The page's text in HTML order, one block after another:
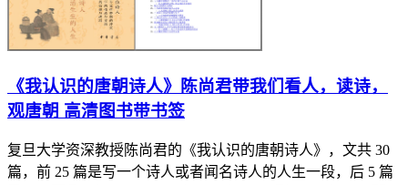
《我认识的唐朝诗人》陈尚君带我们看人，读诗，
观唐朝 高清图书带书签
复旦大学资深教授陈尚君的《我认识的唐朝诗人》，文共 30
篇，前 25 篇是写一个诗人或者闻名诗人的人生一段，后 5 篇